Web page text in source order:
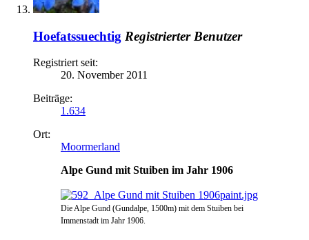
Hoefatssuechtig Registrierter Benutzer
Registriert seit:
20. November 2011
Beiträge:
1.634
Ort:
Moormerland
Alpe Gund mit Stuiben im Jahr 1906
Die Alpe Gund (Gundalpe, 1500m) mit dem Stuiben bei
Immenstadt im Jahr 1906.